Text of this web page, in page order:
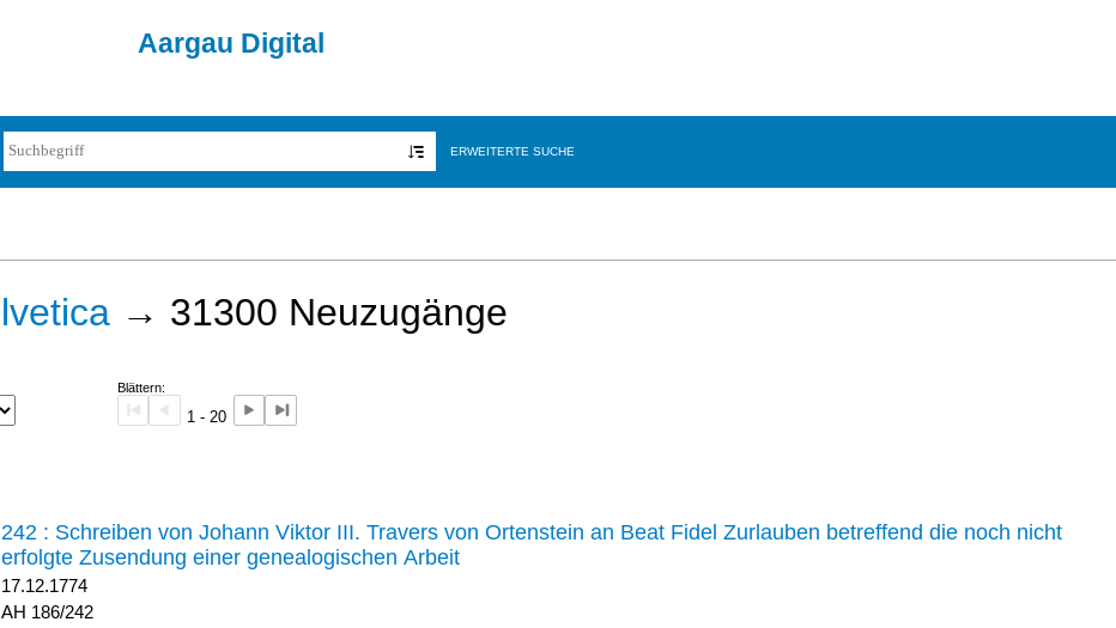
Aargau Digital
ERWEITERTE SUCHE
→ 31300 Neuzugänge
Blättern:
1 - 20
242 : Schreiben von Johann Viktor III. Travers von Ortenstein an Beat Fidel Zurlauben betreffend die noch nicht
erfolgte Zusendung einer genealogischen Arbeit
17.12.1774
186/242